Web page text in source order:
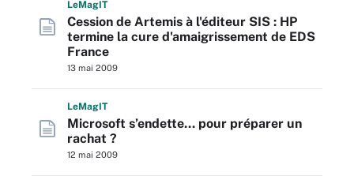
LeMagIT
Cession de Artemis à l'éditeur SIS : HP
termine la cure d'amaigrissement de EDS
France
13 mai 2009
LeMagIT
Microsoft s’endette… pour préparer un
rachat ?
12 mai 2009